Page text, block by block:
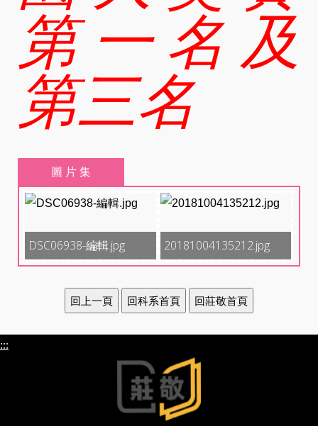
第一名及
第三名
圖 片 集
DSC06938-編輯.jpg 20181004135212.jpg
:::